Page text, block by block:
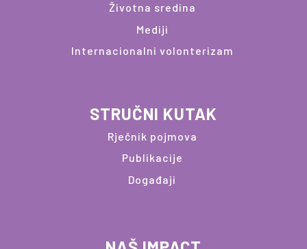
Životna sredina
Mediji
Internacionalni volonterizam
STRUČNI KUTAK
Rječnik pojmova
Publikacije
Događaji